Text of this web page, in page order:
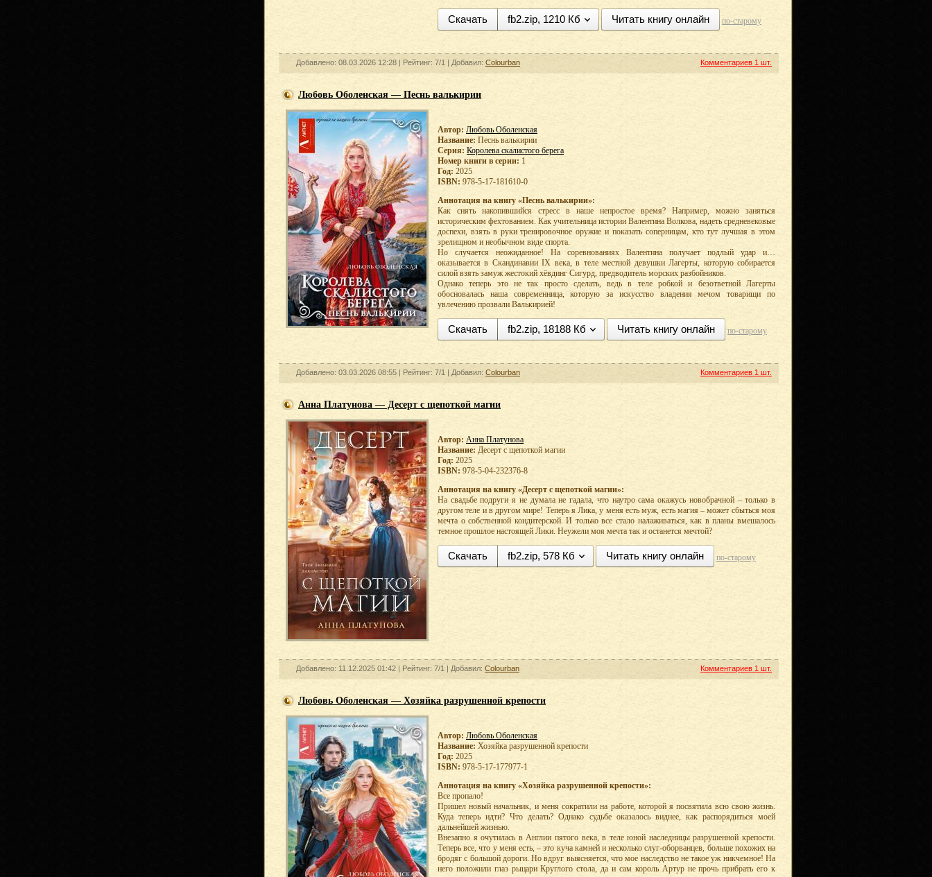
Скачать fb2.zip, 1210 Кб Читать книгу онлайн по-старому
Добавлено: 08.03.2026 12:28 | Рейтинг: 7/1 | Добавил: Colourban Комментариев 1 шт.
Любовь Оболенская — Песнь валькирии
Автор: Любовь Оболенская
Название: Песнь валькирии
Серия: Королева скалистого берега
Номер книги в серии: 1
Год: 2025
ISBN: 978-5-17-181610-0
Аннотация на книгу «Песнь валькирии»:
Как снять накопившийся стресс в наше непростое время? Например, можно заняться
историческим фехтованием. Как учительница истории Валентина Волкова, надеть средневековые
доспехи, взять в руки тренировочное оружие и показать соперницам, кто тут лучшая в этом
зрелищном и необычном виде спорта.
Но случается неожиданное! На соревнованиях Валентина получает подлый удар и…
оказывается в Скандинавии IX века, в теле местной девушки Лагерты, которую собирается
силой взять замуж жестокий хёвдинг Сигурд, предводитель морских разбойников.
Однако теперь это не так просто сделать, ведь в теле робкой и безответной Лагерты
обосновалась наша современница, которую за искусство владения мечом товарищи по
увлечению прозвали Валькирией!
Скачать fb2.zip, 18188 Кб Читать книгу онлайн по-старому
Добавлено: 03.03.2026 08:55 | Рейтинг: 7/1 | Добавил: Colourban Комментариев 1 шт.
Анна Платунова — Десерт с щепоткой магии
Автор: Анна Платунова
Название: Десерт с щепоткой магии
Год: 2025
ISBN: 978-5-04-232376-8
Аннотация на книгу «Десерт с щепоткой магии»:
На свадьбе подруги я не думала не гадала, что наутро сама окажусь новобрачной – только в
другом теле и в другом мире! Теперь я Лика, у меня есть муж, есть магия – может сбыться моя
мечта о собственной кондитерской. И только все стало налаживаться, как в планы вмешалось
темное прошлое настоящей Лики. Неужели моя мечта так и останется мечтой?
Скачать fb2.zip, 578 Кб Читать книгу онлайн по-старому
Добавлено: 11.12.2025 01:42 | Рейтинг: 7/1 | Добавил: Colourban Комментариев 1 шт.
Любовь Оболенская — Хозяйка разрушенной крепости
Автор: Любовь Оболенская
Название: Хозяйка разрушенной крепости
Год: 2025
ISBN: 978-5-17-177977-1
Аннотация на книгу «Хозяйка разрушенной крепости»:
Все пропало!
Пришел новый начальник, и меня сократили на работе, которой я посвятила всю свою жизнь.
Куда теперь идти? Что делать? Однако судьбе оказалось виднее, как распорядиться моей
дальнейшей жизнью.
Внезапно я очутилась в Англии пятого века, в теле юной наследницы разрушенной крепости.
Теперь все, что у меня есть, – это куча камней и несколько слуг-оборванцев, больше похожих на
бродяг с большой дороги. Но вдруг выясняется, что мое наследство не такое уж никчемное! На
него положили глаз рыцари Круглого стола, да и сам король Артур не прочь прибрать его к